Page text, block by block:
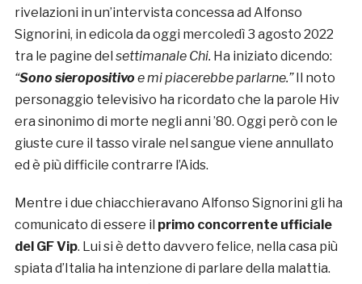
rivelazioni in un’intervista concessa ad Alfonso
Signorini, in edicola da oggi mercoledì 3 agosto 2022
tra le pagine del settimanale Chi. Ha iniziato dicendo:
“Sono sieropositivo e mi piacerebbe parlarne.”Il noto
personaggio televisivo ha ricordato che la parole Hiv
era sinonimo di morte negli anni ’80. Oggi però con le
giuste cure il tasso virale nel sangue viene annullato
ed è più difficile contrarre l’Aids.
Mentre i due chiacchieravano Alfonso Signorini gli ha
comunicato di essere il primo concorrente ufficiale
del GF Vip. Lui si è detto davvero felice, nella casa più
spiata d’Italia ha intenzione di parlare della malattia.